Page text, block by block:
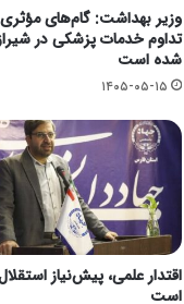
وزیر بهداشت: گام‌های
تداوم خدمات پزشکی در
شده است
۱۴۰۵-۰۵-۱۵
اقتدار علمی، پیش‌نیاز
است